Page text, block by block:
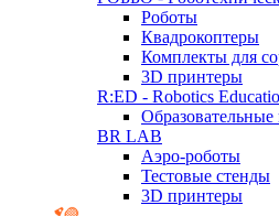
Роботы
Квадрокоптеры
Комплекты для
3D принтеры
R:ED - Robotics
BR LAB
Аэро-роботы
Тестовые стенды
3D принтеры